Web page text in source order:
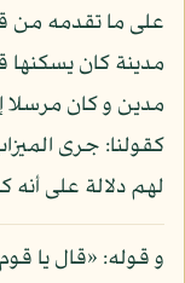
على ما تقدمه من
مدينة كان
مدين و كان مرسلا
كقولنا: جرى
لهم دلالة على أنه
و قوله: «قال يا